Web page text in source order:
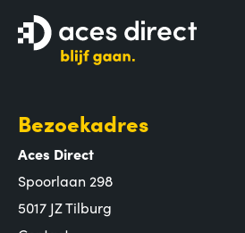
Bezoekadres
Aces Direct
Spoorlaan 298
5017 JZ Tilburg